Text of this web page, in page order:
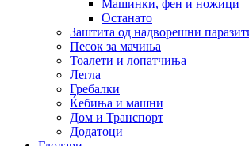
Машинки, фен и ножици
Останато
Заштита од надворешни
Песок за мачиња
Тоалети и лопатчиња
Легла
Гребалки
Ќебиња и машни
Дом и Транспорт
Додатоци